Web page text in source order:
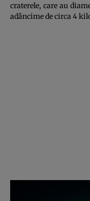
craterele, care au
adâncime de circa 4